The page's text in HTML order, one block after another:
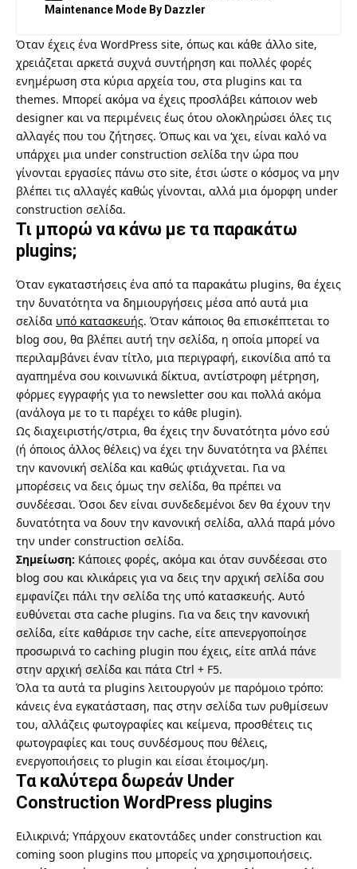
Maintenance Mode By Dazzler
Όταν έχεις ένα WordPress site, όπως και κάθε άλλο site,
χρειάζεται αρκετά συχνά συντήρηση και πολλές φορές
ενημέρωση στα κύρια αρχεία του, στα plugins και τα
themes. Μπορεί ακόμα να έχεις προσλάβει κάποιον web
designer και να περιμένεις έως ότου ολοκληρώσει όλες τις
αλλαγές που του ζήτησες. Όπως και να ‘χει, είναι καλό να
υπάρχει μια under construction σελίδα την ώρα που
γίνονται εργασίες πάνω στο site, έτσι ώστε ο κόσμος να μην
βλέπει τις αλλαγές καθώς γίνονται, αλλά μια όμορφη under
construction σελίδα.
Τι μπορώ να κάνω με τα παρακάτω
plugins;
Όταν εγκαταστήσεις ένα από τα παρακάτω plugins, θα έχεις
την δυνατότητα να δημιουργήσεις μέσα από αυτά μια
σελίδα υπό κατασκευής. Όταν κάποιος θα επισκέπτεται το
blog σου, θα βλέπει αυτή την σελίδα, η οποία μπορεί να
περιλαμβάνει έναν τίτλο, μια περιγραφή, εικονίδια από τα
αγαπημένα σου κοινωνικά δίκτυα, αντίστροφη μέτρηση,
φόρμες εγγραφής για το newsletter σου και πολλά ακόμα
(ανάλογα με το τι παρέχει το κάθε plugin).
Ως διαχειριστής/στρια, θα έχεις την δυνατότητα μόνο εσύ
(ή όποιος άλλος θέλεις) να έχει την δυνατότητα να βλέπει
την κανονική σελίδα και καθώς φτιάχνεται. Για να
μπορέσεις να δεις όμως την σελίδα, θα πρέπει να
συνδέεσαι. Όσοι δεν είναι συνδεδεμένοι δεν θα έχουν την
δυνατότητα να δουν την κανονική σελίδα, αλλά παρά μόνο
την under construction σελίδα.
Σημείωση: Κάποιες φορές, ακόμα και όταν συνδέεσαι στο
blog σου και κλικάρεις για να δεις την αρχική σελίδα σου
εμφανίζει πάλι την σελίδα της υπό κατασκευής. Αυτό
ευθύνεται στα cache plugins. Για να δεις την κανονική
σελίδα, είτε καθάρισε την cache, είτε απενεργοποίησε
προσωρινά το caching plugin που έχεις, είτε απλά πάνε
στην αρχική σελίδα και πάτα Ctrl + F5.
Όλα τα αυτά τα plugins λειτουργούν με παρόμοιο τρόπο:
κάνεις ένα εγκατάσταση, πας στην σελίδα των ρυθμίσεων
του, αλλάζεις φωτογραφίες και κείμενα, προσθέτεις τις
φωτογραφίες και τους συνδέσμους που θέλεις,
ενεργοποιήσεις το plugin και είσαι έτοιμος/μη.
Τα καλύτερα δωρεάν Under
Construction WordPress plugins
Ειλικρινά; Υπάρχουν εκατοντάδες under construction και
coming soon plugins που μπορείς να χρησιμοποιήσεις.